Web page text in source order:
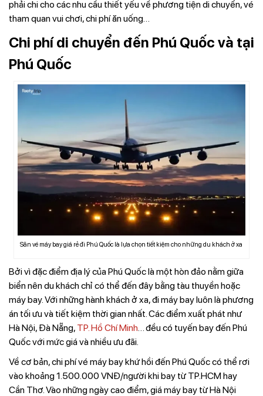
phải chi cho các nhu cầu thiết yếu về phương tiện di chuyển, vé
tham quan vui chơi, chi phí ăn uống…
Chi phí di chuyển đến Phú Quốc và tại
Phú Quốc
Săn vé máy bay giá rẻ đi Phú Quốc là lựa chọn tiết kiệm cho những du khách ở xa
Bởi vì đặc điểm địa lý của Phú Quốc là một hòn đảo nằm giữa
biển nên du khách chỉ có thể đến đây bằng tàu thuyền hoặc
máy bay. Với những hành khách ở xa, đi máy bay luôn là phương
án tối ưu và tiết kiệm thời gian nhất. Các điểm xuất phát như
Hà Nội, Đà Nẵng, TP. Hồ Chí Minh… đều có tuyến bay đến Phú
Quốc với mức giá và nhiều ưu đãi.
Về cơ bản, chi phí vé máy bay khứ hồi đến Phú Quốc có thể rơi
vào khoảng 1.500.000 VNĐ/người khi bay từ TP.HCM hay
Cần Thơ. Vào những ngày cao điểm, giá máy bay từ Hà Nội